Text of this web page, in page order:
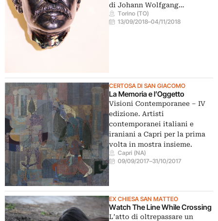
di Johann Wolfgang…
Torino (TO)
13/09/2018–04/11/2018
CERTOSA DI SAN GIACOMO
La Memoria e l’Oggetto
Visioni Contemporanee – IV
edizione. Artisti
contemporanei italiani e
iraniani a Capri per la prima
volta in mostra insieme.
Capri (NA)
09/09/2017–31/10/2017
EX CHIESA SAN MATTEO
Watch The Line While Crossing
L’atto di oltrepassare un